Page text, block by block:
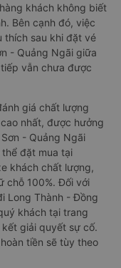
khách không biết
Bên cạnh đó, việc
thích sau khi đặt vé
- Quảng Ngãi giữa
vẫn chưa được
giá chất lượng
nhất, được hưởng
- Quảng Ngãi
đặt mua tại
khách chất lượng,
chỗ 100%. Đối với
Long Thành - Đồng
khách tại trang
giải quyết sự cố.
tiền sẽ tùy theo